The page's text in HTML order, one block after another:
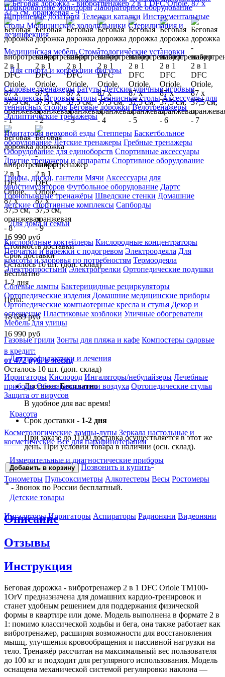
Прикроватные мониторы Лабораторное оборудование
Шприцевые дозаторы Тележки каталки Инструментальные
столы Медицинские холодильники Стерилизация и
дезинфекция
Медицинская мебель Стоматологические установки
Для спорта и коррекции фигуры
Силовые тренажеры Батуты Детские уличные игровые
комплексы Игровые столы Теннисные столы Аксессуары для
теннисных столов Беговые дорожки Велотренажеры
Эллиптические тренажеры
Имитаторы верховой езды Степперы Баскетбольное
оборудование Детские тренажеры Гребные тренажеры
Оборудование для единоборств Спортивные аксессуары
Другие тренажеры и аппараты Спортивное оборудование
Грифы, диски, гантели Мячи Аксессуары для
миостимуляторов Футбольное оборудование Дартс
Горнолыжные тренажёры Шведские стенки Домашние
детские спортивные комплексы Сапборды
Для дома и семьи
Кислородные коктейлеры Кислородные концентраторы
Перчатки и варежки с подогревом Электроодеяла Для
красоты и здоровья по потребностям Термоодеяла
Электропростыни Электрогрелки Ортопедические подушки
Солевые лампы Бактерицидные рециркуляторы
Ортопедические изделия Домашние медицинские приборы
Ортопедические компьютерные кресла и стулья Декор и
освещение Пластиковые хозблоки Уличные обогреватели
Мебель для улицы
Газовые грили Зонты для пляжа и кафе Компостеры садовые
Для профилактики и лечения
Ирригаторы Кислород Ингаляторы/небулайзеры Лечебные
приборы Обеззараживатели воздуха Ортопедические стулья
Защита от вирусов
Красота
Косметологические лампы-лупы Зеркала настольные и
косметические Все для парафинотерапии
Измерительные и диагностические приборы
Тонометры Пульсоксиметры Алкотестеры Весы Ростомеры
Детские товары
Ингаляторы Ирригаторы Аспираторы Радионяни Видеоняни
16 990 руб
Стоимость доставки
Срок доставки
Осталось 10 шт. (доп. склад)
Бесплатно
1-2 дня
Цена:
18 689руб
16 990 руб
в кредит:
от 472 руб. в месяц
Осталось 10 шт. (доп. склад)
Доставка:Бесплатно
В удобное для вас время!
Срок доставки - 1-2 дня
При заказе до 11:00 доставка осуществляется в этот же
день. При условии товара в наличии (осн. склад).
Добавить в корзину Позвонить и купить*
* - Звонок по России бесплатный.
Описание
Отзывы
Инструкция
Беговая дорожка - вибротренажер 2 в 1 DFC Oriole TM100-
1OrV предназначена для домашних кардио-тренировок и
станет удобным решением для поддержания физической
формы в квартире или доме. Модель выполнена в формате 2 в
1: помимо классической ходьбы и бега, она также работает как
вибротренажер, расширяя возможности для восстановления
мышц, улучшения кровообращения и пассивной нагрузки на
тело. Тренажёр рассчитан на максимальный вес пользователя
до 100 кг и подходит для регулярного использования. Модель
оснащена механической системой регулировки наклона —